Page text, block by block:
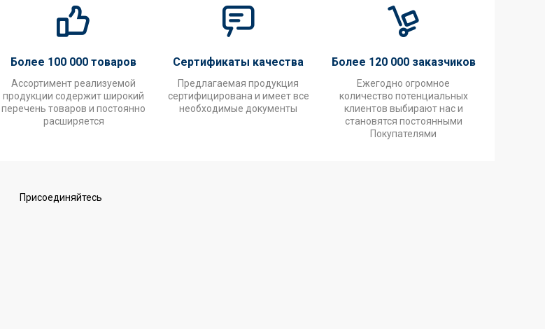
Более 100 000 товаров
Ассортимент реализуемой
продукции содержит широкий
перечень товаров и постоянно
расширяется
Сертификаты качества
Предлагаемая продукция
сертифицирована и имеет все
необходимые документы
Более 120 000 заказчиков
Ежегодно огромное
количество потенциальных
клиентов выбирают нас и
становятся постоянными
Покупателями
Присоединяйтесь